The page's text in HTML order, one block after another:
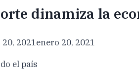
dinamiza la
2021enero 20, 2021
el país